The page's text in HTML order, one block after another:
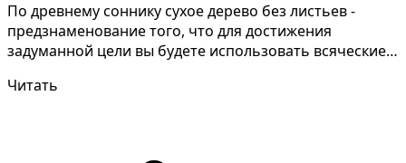
По древнему соннику сухое дерево без листьев -
предзнаменование того, что для достижения
задуманной цели вы будете использовать всяческие
Читать